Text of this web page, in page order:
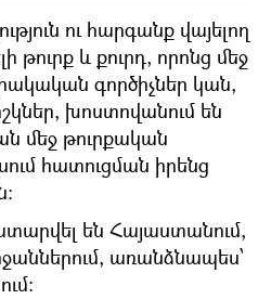
ու հարգանք վայելող
թուրք և քուրդ, որոնց մեջ
գործիչներ կան,
խոստովանում են
մեջ թուրքական
հատուցման իրենց
են Հայաստանում,
առանձնապես՝